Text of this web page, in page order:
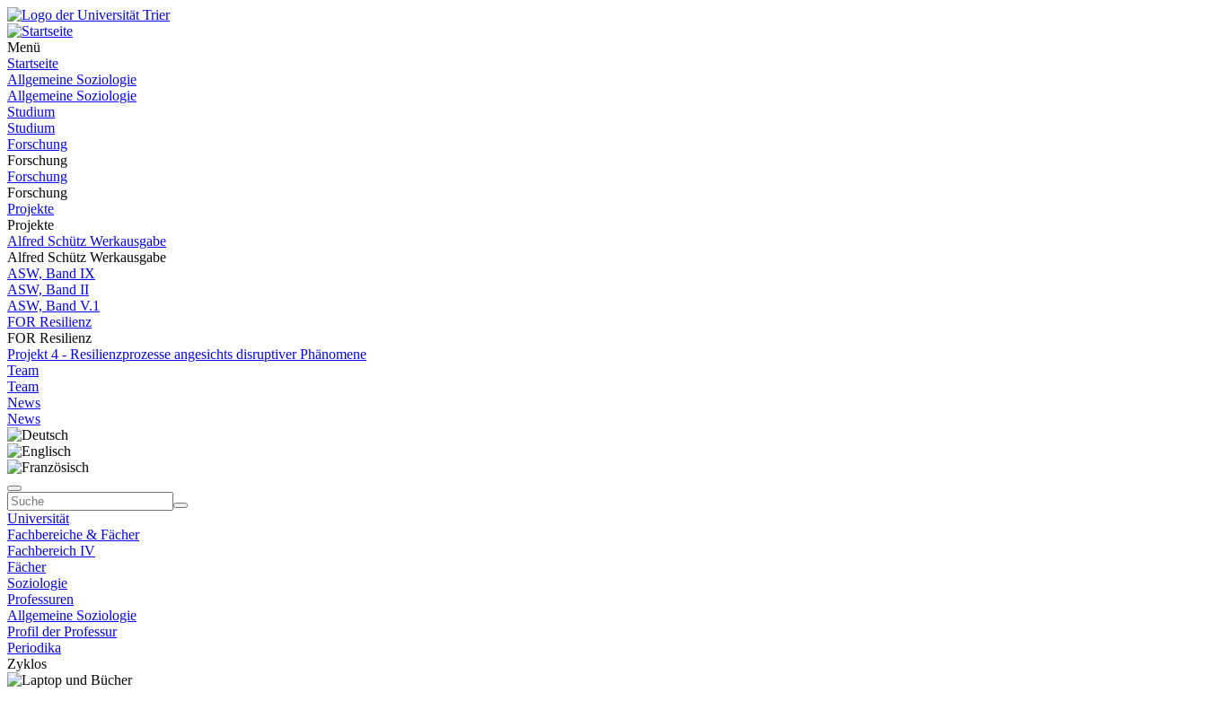
Menü
Startseite
Allgemeine Soziologie
Allgemeine Soziologie
Studium
Studium
Forschung
Forschung
Forschung
Forschung
Projekte
Projekte
Alfred Schütz Werkausgabe
Alfred Schütz Werkausgabe
ASW, Band IX
ASW, Band II
ASW, Band V.1
FOR Resilienz
FOR Resilienz
Projekt 4 - Resilienzprozesse angesichts disruptiver Phänomene
Team
Team
News
News
Universität
Fachbereiche & Fächer
Fachbereich IV
Fächer
Soziologie
Professuren
Allgemeine Soziologie
Profil der Professur
Periodika
Zyklos